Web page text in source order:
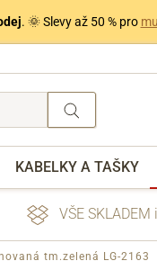
. 🌞 Slevy až 50 % pro
KABELKY A TAŠKY
VŠE
tm.zelená LG-2163